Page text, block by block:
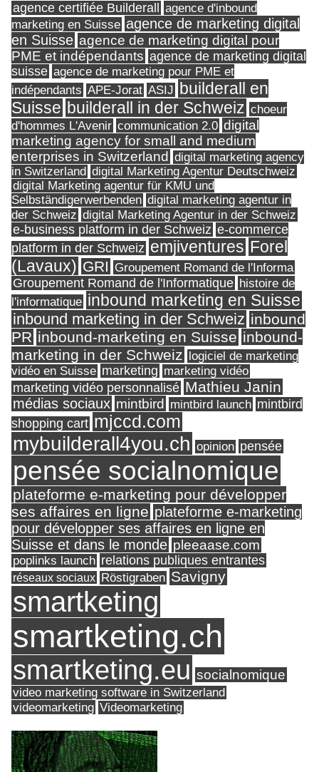
agence certifiée Builderall
agence d'inbound
marketing en Suisse agence de marketing digital
en Suisse agence de marketing digital pour
PME et indépendants agence de marketing digital
suisse agence de marketing pour PME et
indépendants APE-Jorat ASIJ builderall en
Suisse builderall in der Schweiz choeur
d'hommes L'Avenir communication 2.0 digital
marketing agency for small and medium
enterprises in Switzerland digital marketing agency
in Switzerland digital Marketing Agentur Deutschweiz
digital Marketing agentur für KMU und
Selbständigerwerbenden digital marketing agentur in
der Schweiz digital Marketing Agentur in der Schweiz
e-business platform in der Schweiz e-commerce
platform in der Schweiz emjiventures Forel
(Lavaux) GRI Groupement Romand de l'Informa
Groupement Romand de l'Informatique histoire de
l'informatique inbound marketing en Suisse
inbound marketing in der Schweiz inbound
PR inbound-marketing en Suisse inbound-
marketing in der Schweiz logiciel de marketing
vidéo en Suisse marketing marketing vidéo
marketing vidéo personnalisé Mathieu Janin
médias sociaux mintbird mintbird launch mintbird
shopping cart mjccd.com
mybuilderall4you.ch opinion pensée
pensée socialnomique
plateforme e-marketing pour développer
ses affaires en ligne plateforme e-marketing
pour développer ses affaires en ligne en
Suisse et dans le monde pleeaase.com
poplinks launch relations publiques entrantes
réseaux sociaux Röstigraben Savigny
smartketing
smartketing.ch
smartketing.eu socialnomique
video marketing software in Switzerland
videomarketing Videomarketing